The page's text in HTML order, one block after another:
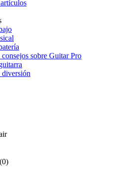
sobre Guitar Pro
(0)